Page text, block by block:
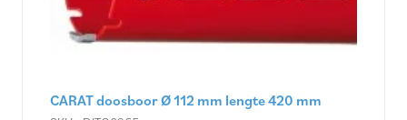
CARAT doosboor Ø 112 mm lengte 420 mm